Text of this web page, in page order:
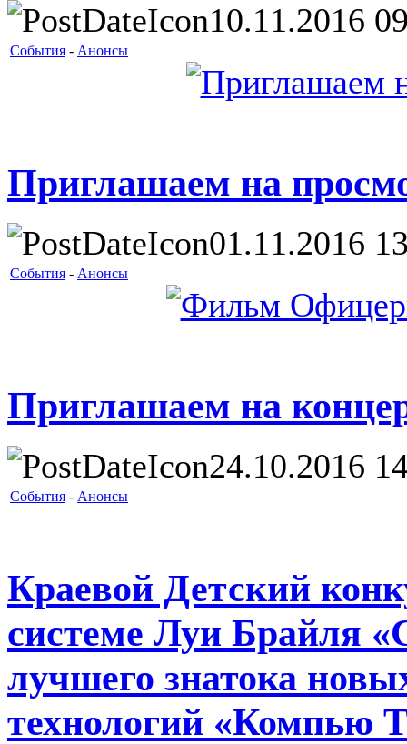
10.11.2016
События - Анонсы
Приглашаем на
01.11.2016
События - Анонсы
Приглашаем на
24.10.2016
События - Анонсы
Краевой Детский
системе Луи Брайля
лучшего знатока
технологий «Компью